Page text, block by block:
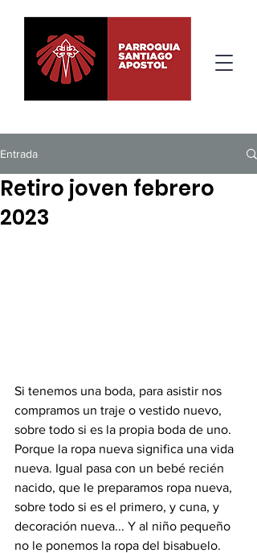
Entrada
Retiro joven febrero
2023
Si tenemos una boda, para asistir nos
compramos un traje o vestido nuevo,
sobre todo si es la propia boda de uno.
Porque la ropa nueva significa una vida
nueva. Igual pasa con un bebé recién
nacido, que le preparamos ropa nueva,
sobre todo si es el primero, y cuna, y
decoración nueva... Y al niño pequeño
no le ponemos la ropa del bisabuelo.